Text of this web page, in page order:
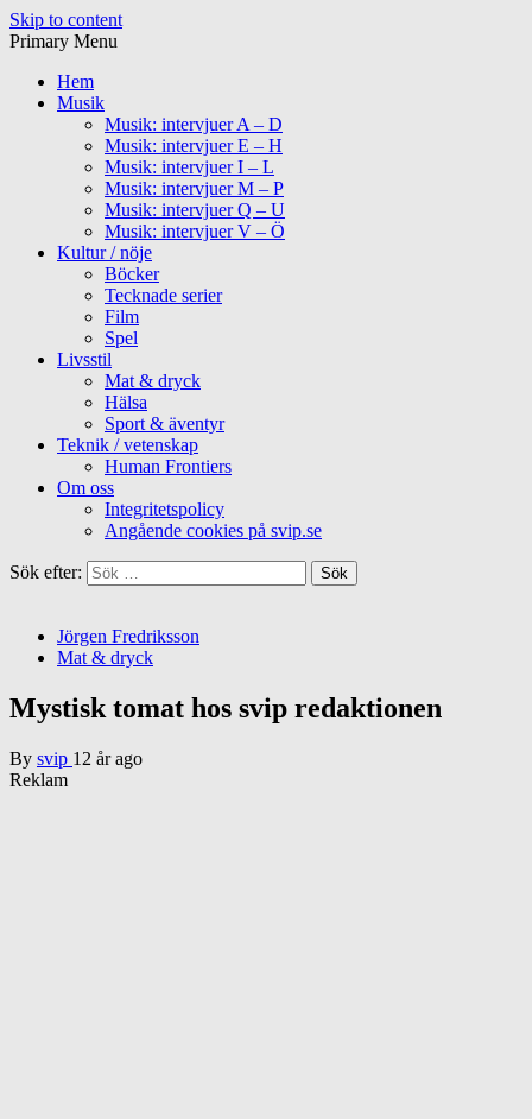
Skip to content
Primary Menu
Hem
Musik
Musik: intervjuer A – D
Musik: intervjuer E – H
Musik: intervjuer I – L
Musik: intervjuer M – P
Musik: intervjuer Q – U
Musik: intervjuer V – Ö
Kultur / nöje
Böcker
Tecknade serier
Film
Spel
Livsstil
Mat & dryck
Hälsa
Sport & äventyr
Teknik / vetenskap
Human Frontiers
Om oss
Integritetspolicy
Angående cookies på svip.se
Sök efter:
Jörgen Fredriksson
Mat & dryck
Mystisk tomat hos svip redaktionen
By svip 12 år ago
Reklam